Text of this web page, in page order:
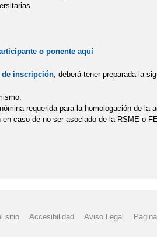
o ponente aquí
de inscripción, deberá tener preparada la
requerida para la homologación de
caso de no ser asociado de la RSME o
sitio Accesibilidad Aviso Legal